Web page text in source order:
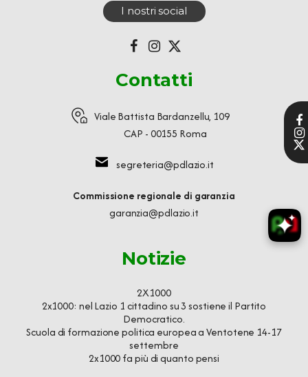
I nostri social
Contatti
Viale Battista Bardanzellu, 109
CAP - 00155 Roma
segreteria@pdlazio.it
Commissione regionale di garanzia
garanzia@pdlazio.it
Notizie
2X1000
2x1000: nel Lazio 1 cittadino su 3 sostiene il Partito
Democratico.
Scuola di formazione politica europea a Ventotene 14-17
settembre
2x1000 fa più di quanto pensi